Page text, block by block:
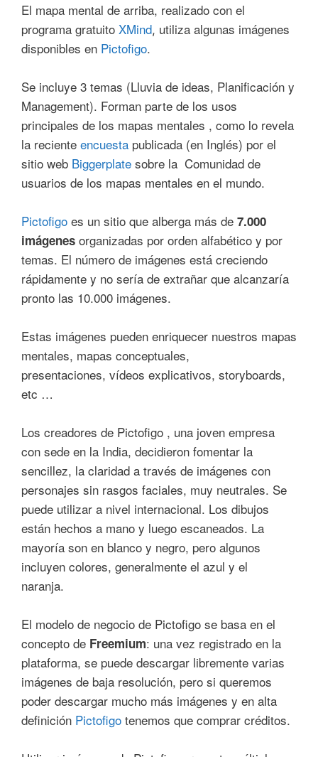
El mapa mental de arriba, realizado con el
programa gratuito XMind, utiliza algunas imágenes
disponibles en Pictofigo.
Se incluye 3 temas (Lluvia de ideas, Planificación y
Management). Forman parte de los usos
principales de los mapas mentales , como lo revela
la reciente encuesta publicada (en Inglés) por el
sitio web Biggerplate sobre la Comunidad de
usuarios de los mapas mentales en el mundo.
Pictofigo es un sitio que alberga más de 7.000
imágenes organizadas por orden alfabético y por
temas. El número de imágenes está creciendo
rápidamente y no sería de extrañar que alcanzaría
pronto las 10.000 imágenes.
Estas imágenes pueden enriquecer nuestros mapas
mentales, mapas conceptuales,
presentaciones, vídeos explicativos, storyboards,
etc …
Los creadores de Pictofigo , una joven empresa
con sede en la India, decidieron fomentar la
sencillez, la claridad a través de imágenes con
personajes sin rasgos faciales, muy neutrales. Se
puede utilizar a nivel internacional. Los dibujos
están hechos a mano y luego escaneados. La
mayoría son en blanco y negro, pero algunos
incluyen colores, generalmente el azul y el
naranja.
El modelo de negocio de Pictofigo se basa en el
concepto de Freemium: una vez registrado en la
plataforma, se puede descargar libremente varias
imágenes de baja resolución, pero si queremos
poder descargar mucho más imágenes y en alta
definición Pictofigo tenemos que comprar créditos.